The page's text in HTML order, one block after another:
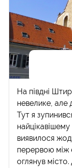
На півдні
невелике, але
Тут я
виявилося
перервою між
оглянув